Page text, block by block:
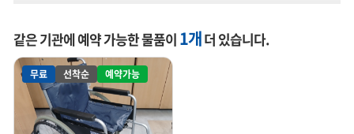
같은 기관에 예약 가능한 물품이 1개더 있습니다.
무료 선착순 예약가능